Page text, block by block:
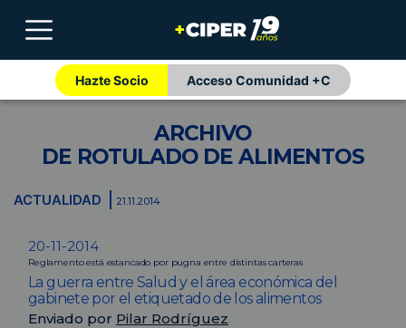
Hazte Socio Acceso Comunidad +C
ARCHIVO
DE ROTULADO DE ALIMENTOS
ACTUALIDAD 21.11.2014
20-11-2014
Reglamento está estancado por pugna entre distintas carteras
La guerra entre Salud y el área económica del
gabinete por el etiquetado de los alimentos
Enviado por Pilar Rodríguez